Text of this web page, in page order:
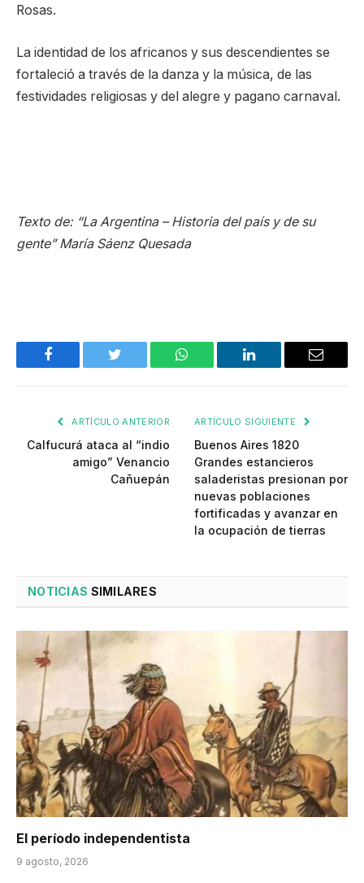
Rosas.
La identidad de los africanos y sus descendientes se
fortaleció a través de la danza y la música, de las
festividades religiosas y del alegre y pagano carnaval.
Texto de: “La Argentina – Historia del país y de su
gente” María Sáenz Quesada
Facebook Twitter WhatsApp LinkedIn Email
ARTÍCULO ANTERIOR
Calfucurá ataca al “indio
amigo” Venancio
Cañuepán
ARTÍCULO SIGUIENTE
Buenos Aires 1820
Grandes estancieros
saladeristas presionan por
nuevas poblaciones
fortificadas y avanzar en
la ocupación de tierras
NOTICIAS SIMILARES
El período independentista
9 agosto, 2026